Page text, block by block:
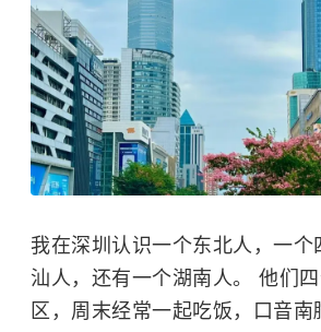
我在深圳认识一个东北人，一个
汕人，还有一个湖南人。 他们
区，周末经常一起吃饭，口音南